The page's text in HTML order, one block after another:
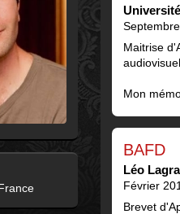
Maitrise
Mon
BAFD
Léo
Février
Brevet